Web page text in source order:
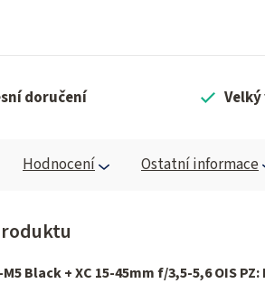
doručení
Hodnocení Ostatní informace
Black + XC 15-45mm f/3,5-5,6 OIS